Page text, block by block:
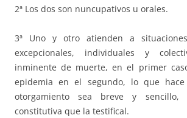
2ª Los dos son nuncupativos u orales.
3ª Uno y otro atienden a
excepcionales, individuales y
inminente de muerte, en el primer
epidemia en el segundo, lo que
otorgamiento sea breve y
constitutiva que la testifical.